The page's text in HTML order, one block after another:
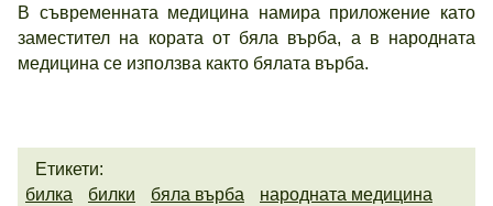
В съвременната медицина намира приложение като
заместител на кората от бяла върба, а в народната
медицина се използва както бялата върба.
Етикети:
билка
билки бяла върба народната медицина